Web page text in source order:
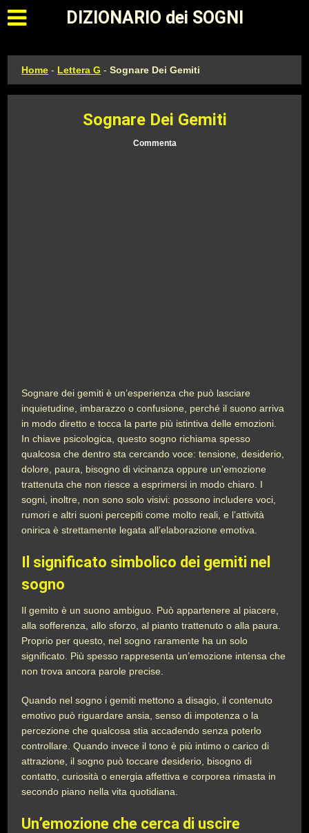
Apri il menu principale
DIZIONARIO dei SOGNI
Home - Lettera G -Sognare Dei Gemiti
Sognare Dei Gemiti
Commenta
Sognare dei gemiti è un’esperienza che può lasciare
inquietudine, imbarazzo o confusione, perché il suono arriva
in modo diretto e tocca la parte più istintiva delle emozioni.
In chiave psicologica, questo sogno richiama spesso
qualcosa che dentro sta cercando voce: tensione, desiderio,
dolore, paura, bisogno di vicinanza oppure un’emozione
trattenuta che non riesce a esprimersi in modo chiaro. I
sogni, inoltre, non sono solo visivi: possono includere voci,
rumori e altri suoni percepiti come molto reali, e l’attività
onirica è strettamente legata all’elaborazione emotiva.
Il significato simbolico dei gemiti nel
sogno
Il gemito è un suono ambiguo. Può appartenere al piacere,
alla sofferenza, allo sforzo, al pianto trattenuto o alla paura.
Proprio per questo, nel sogno raramente ha un solo
significato. Più spesso rappresenta un’emozione intensa che
non trova ancora parole precise.
Quando nel sogno i gemiti mettono a disagio, il contenuto
emotivo può riguardare ansia, senso di impotenza o la
percezione che qualcosa stia accadendo senza poterlo
controllare. Quando invece il tono è più intimo o carico di
attrazione, il sogno può toccare desiderio, bisogno di
contatto, curiosità o energia affettiva e corporea rimasta in
secondo piano nella vita quotidiana.
Un’emozione che cerca di uscire